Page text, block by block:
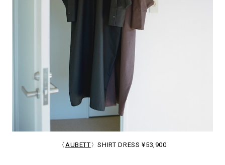
〈 AUBETT 〉SHIRT DRESS ¥53,900